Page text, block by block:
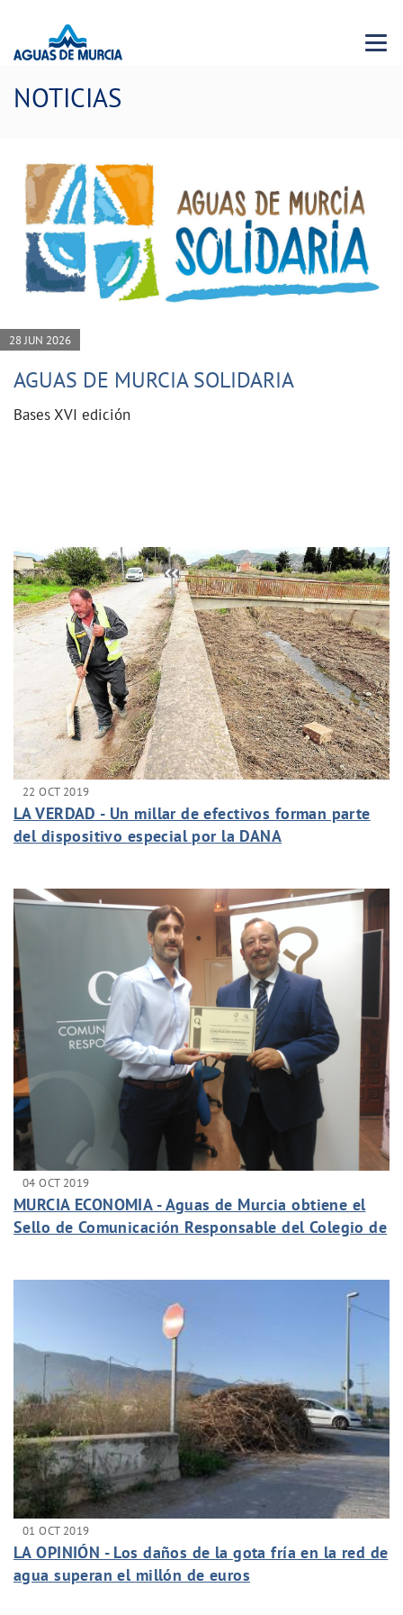
Menu
NOTICIAS
28 JUN 2026
AGUAS DE MURCIA SOLIDARIA
Bases XVI edición
22 OCT 2019
LA VERDAD - Un millar de efectivos forman parte
del dispositivo especial por la DANA
04 OCT 2019
MURCIA ECONOMIA - Aguas de Murcia obtiene el
Sello de Comunicación Responsable del Colegio de
01 OCT 2019
LA OPINIÓN - Los daños de la gota fría en la red de
agua superan el millón de euros